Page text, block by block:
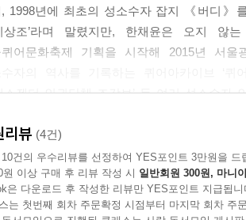
, 1998년에 최초의 성소수자 잡지 《버디》
상조’라며 말렸지만, 한채윤은 오지 않
퀴어문화축제 기획을 시작해 2015년 서울
스젠더 인권단체 조각보’ 등 여러 성소수자
의 활동은 국가가 국민의 삶을 보장해준다
, 서로 사랑하고 돌보며 해로하고 싶다는
서 성소수자의 삶 모든 순간에 무엇이 필요한
리뷰 (4건)
건의 우수리뷰를 선정하여 YES포인트 3만원을 드
원 이상 구매 후 리뷰 작성 시 일반회원 300원, 마니
은 다운로드 후 작성한 리뷰만 YES포인트 지급됩니
는 첫번째 회차 주문확정 시점부터 마지막 회차 주